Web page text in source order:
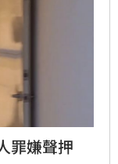
罪嫌聲押